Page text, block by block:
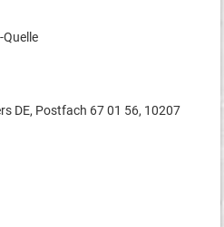
DE, Postfach 67 01 56, 10207